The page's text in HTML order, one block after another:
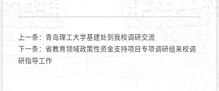
上一条： 青岛理工大学基建处到我校调研交流
下一条： 省教育领域政策性资金支持项目专项调研组来校调
研指导工作